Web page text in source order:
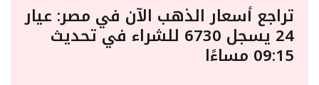
تراجع أسعار الذهب الآن في مصر: عيار
24 يسجل 6730 للشراء في تحديث
09:15 مساءًا